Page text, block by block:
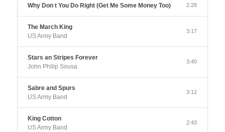
Why Don t You Do Right (Get Me Some Money Too) 2:28
The March King
US Army Band
3:17
Stars an Stripes Forever
John Philip Sousa
3:40
Sabre and Spurs
US Army Band
3:12
King Cotton
US Army Band
2:43